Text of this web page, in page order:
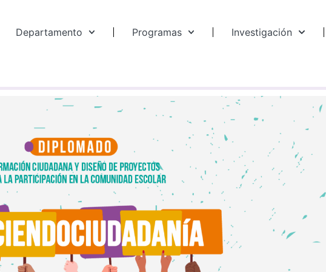
Departamento Programas Investigación